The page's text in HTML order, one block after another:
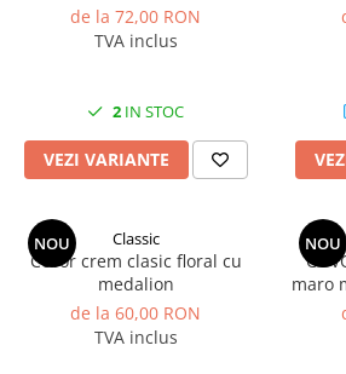
de la 72,00 RON
TVA inclus
2 IN STOC
VEZI VARIANTE
NOU Classic
Covor crem clasic floral cu
medalion
de la 60,00 RON
TVA inclus
NOU
maro